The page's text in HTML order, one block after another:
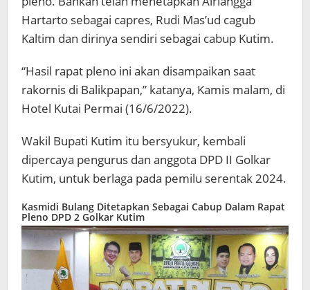
Hartarto sebagai capres, Rudi Mas’ud cagub
Kaltim dan dirinya sendiri sebagai cabup Kutim.
“Hasil rapat pleno ini akan disampaikan saat
rakornis di Balikpapan,” katanya, Kamis malam, di
Hotel Kutai Permai (16/6/2022).
Wakil Bupati Kutim itu bersyukur, kembali
dipercaya pengurus dan anggota DPD II Golkar
Kutim, untuk berlaga pada pemilu serentak 2024.
Kasmidi Bulang Ditetapkan Sebagai Cabup Dalam Rapat
Pleno DPD 2 Golkar Kutim